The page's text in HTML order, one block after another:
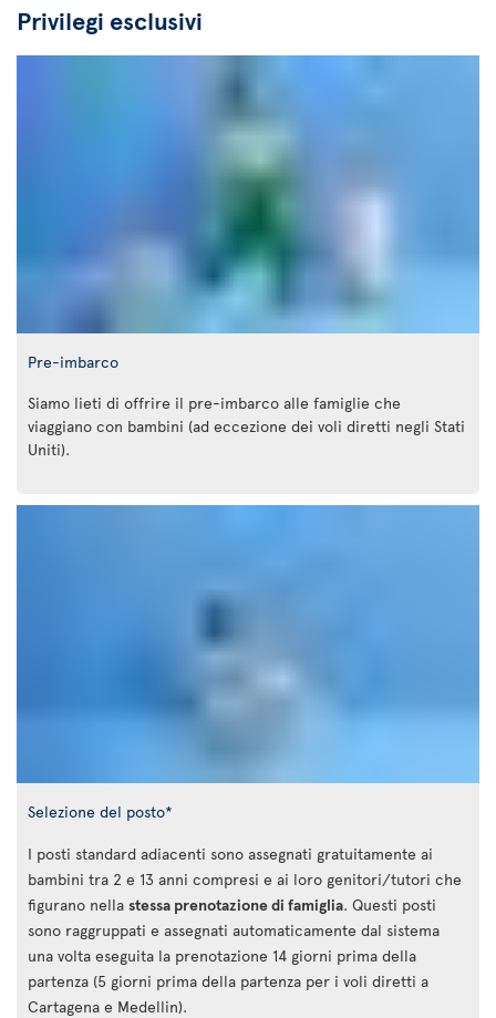
Privilegi esclusivi
Pre-imbarco
Siamo lieti di offrire il pre-imbarco alle famiglie che
viaggiano con bambini (ad eccezione dei voli diretti negli Stati
Uniti).
Selezione del posto*
I posti standard adiacenti sono assegnati gratuitamente ai
bambini tra 2 e 13 anni compresi e ai loro genitori/tutori che
figurano nella stessa prenotazione di famiglia. Questi posti
sono raggruppati e assegnati automaticamente dal sistema
una volta eseguita la prenotazione 14 giorni prima della
partenza (5 giorni prima della partenza per i voli diretti a
Cartagena e Medellin).